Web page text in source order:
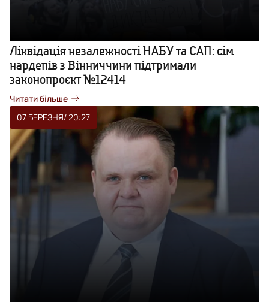
Ліквідація незалежності НАБУ та САП: сім
нардепів з Вінниччини підтримали
законопроєкт №12414
Читати більше
07 БЕРЕЗНЯ/ 20:27